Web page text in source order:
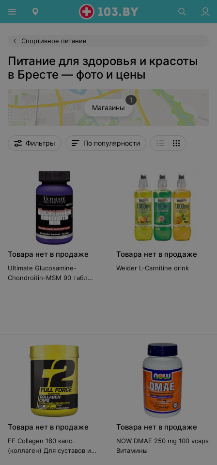
Спортивное питание
Питание для здоровья и красоты
в Бресте — фото и цены
Магазины
1
Фильтры По популярности
Товара нет в продаже
Ultimate Glucosamine-
Chondroitin-MSM 90 табл
Товара нет в продаже
Weider L-Carnitine drink
Товара нет в продаже
FF Collagen 180 капс.
(коллаген) Для суставов и
Товара нет в продаже
NOW DMAE 250 mg 100 vcaps
Витамины